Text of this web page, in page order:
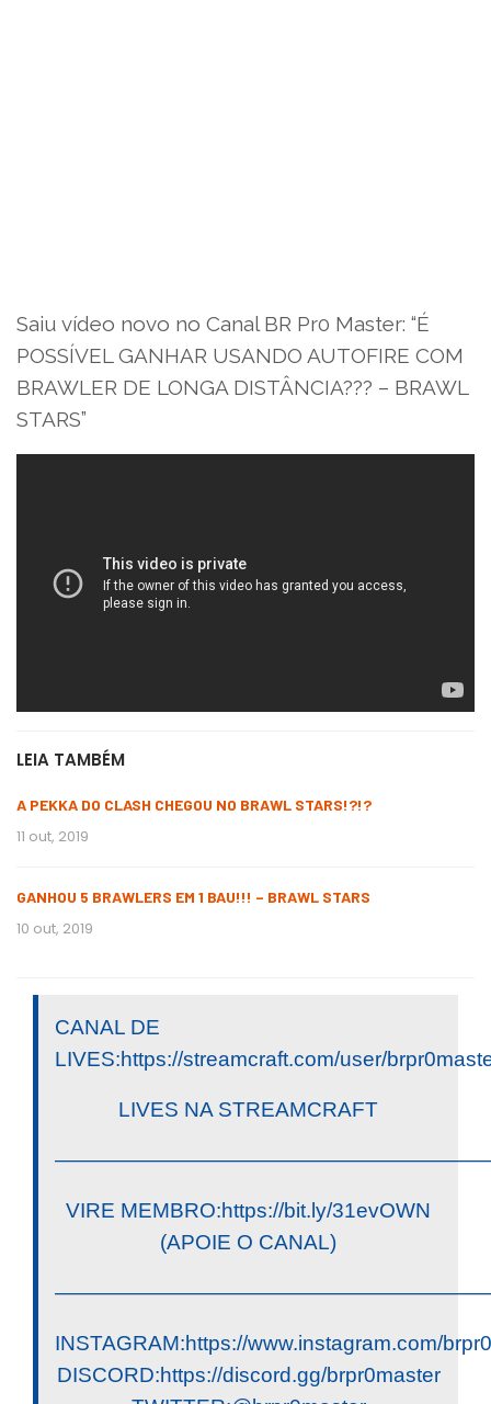
Saiu vídeo novo no Canal BR Pr0 Master: “É
POSSÍVEL GANHAR USANDO AUTOFIRE COM
BRAWLER DE LONGA DISTÂNCIA??? – BRAWL
STARS”
LEIA TAMBÉM
A PEKKA DO CLASH CHEGOU NO BRAWL STARS!?!?
11 out, 2019
GANHOU 5 BRAWLERS EM 1 BAU!!! – BRAWL STARS
10 out, 2019
CANAL DE
LIVES:https://streamcraft.com/user/
LIVES NA STREAMCRAFT
VIRE MEMBRO:https://bit.ly/31evOWN
(APOIE O CANAL)
INSTAGRAM:https://www.instagram.com/
DISCORD:https://discord.gg/brpr0master